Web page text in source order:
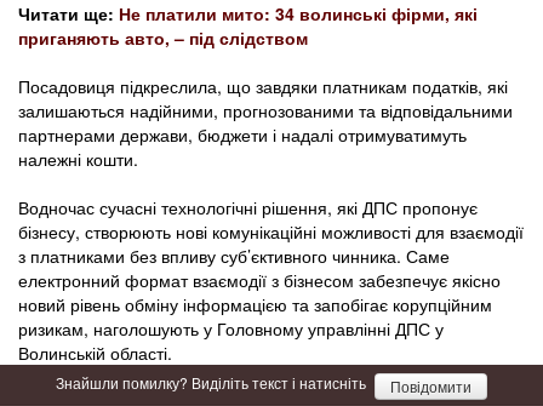
Читати ще: Не платили мито: 34 волинські фірми, які
приганяють авто, – під слідством
Посадовиця підкреслила, що завдяки платникам податків, які
залишаються надійними, прогнозованими та відповідальними
партнерами держави, бюджети і надалі отримуватимуть
належні кошти.
Водночас сучасні технологічні рішення, які ДПС пропонує
бізнесу, створюють нові комунікаційні можливості для взаємодії
з платниками без впливу суб’єктивного чинника. Саме
електронний формат взаємодії з бізнесом забезпечує якісно
новий рівень обміну інформацією та запобігає корупційним
ризикам, наголошують у Головному управлінні ДПС у
Волинській області.
Знайшли помилку? Виділіть текст і натисніть Повідомити